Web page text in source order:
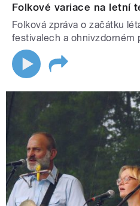
Folkové variace na letní
Folková zpráva o začátku
festivalech a ohnivzdorném